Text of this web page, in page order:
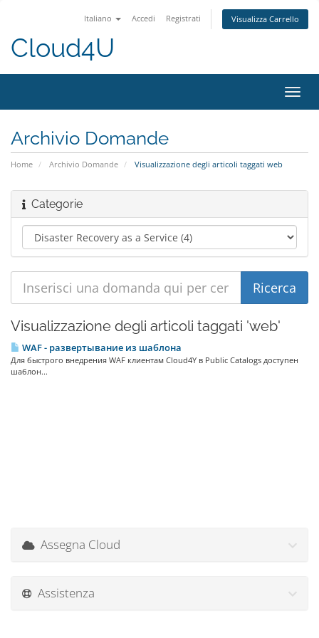
Italiano Accedi Registrati Visualizza Carrello
Cloud4U
Attiva
Archivio Domande
Home Archivio Domande Visualizzazione degli articoli taggati web
Categorie
Visualizzazione degli articoli taggati 'web'
WAF - развертывание из шаблона
Для быстрого внедрения WAF клиентам Cloud4Y в Public Catalogs доступен
шаблон...
Assegna Cloud
Assistenza